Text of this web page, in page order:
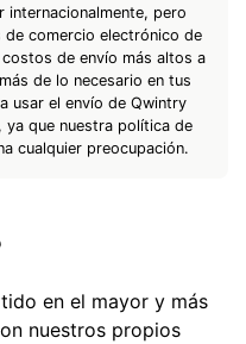
internacionalmente, pero
de comercio electrónico de
de envío más altos a
de lo necesario en tus
usar el envío de Qwintry
ya que nuestra política de
cualquier preocupación.
en el mayor y más
nuestros propios